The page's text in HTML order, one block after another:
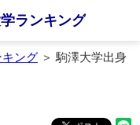
ランキング
ング ＞ 駒澤大学出身